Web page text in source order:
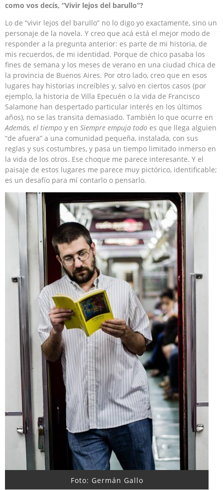
como vos decís, “Vivir lejos del barullo”?
Lo de “vivir lejos del barullo” no lo digo yo exactamente, sino un
personaje de la novela. Y creo que acá está el mejor modo de
responder a la pregunta anterior: es parte de mi historia, de
mis recuerdos, de mi identidad. Porque de chico pasaba los
fines de semana y los meses de verano en una ciudad chica de
la provincia de Buenos Aires. Por otro lado, creo que en esos
lugares hay historias increíbles y, salvo en ciertos casos (por
ejemplo, la historia de Villa Epecuén o la vida de Francisco
Salamone han despertado particular interés en los últimos
años), no se las transita demasiado. También lo que ocurre en
Además, el tiempo y en Siempre empuja todo es que llega alguien
“de afuera” a una comunidad pequeña, instalada, con sus
reglas y sus costumbres, y pasa un tiempo limitado inmerso en
la vida de los otros. Ese choque me parece interesante. Y el
paisaje de estos lugares me parece muy pictórico, identificable;
es un desafío para mí contarlo o pensarlo.
Foto: Germán Gallo